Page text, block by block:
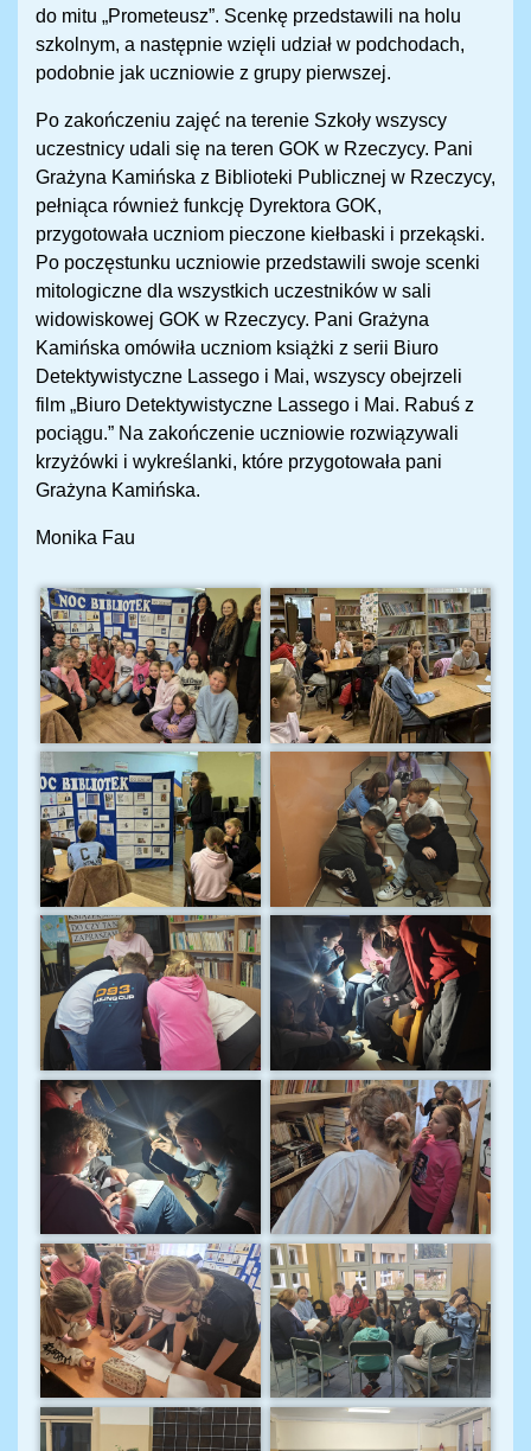
do mitu „Prometeusz”. Scenkę przedstawili na holu
szkolnym, a następnie wzięli udział w podchodach,
podobnie jak uczniowie z grupy pierwszej.
Po zakończeniu zajęć na terenie Szkoły wszyscy
uczestnicy udali się na teren GOK w Rzeczycy. Pani
Grażyna Kamińska z Biblioteki Publicznej w Rzeczycy,
pełniąca również funkcję Dyrektora GOK,
przygotowała uczniom pieczone kiełbaski i przekąski.
Po poczęstunku uczniowie przedstawili swoje scenki
mitologiczne dla wszystkich uczestników w sali
widowiskowej GOK w Rzeczycy. Pani Grażyna
Kamińska omówiła uczniom książki z serii Biuro
Detektywistyczne Lassego i Mai, wszyscy obejrzeli
film „Biuro Detektywistyczne Lassego i Mai. Rabuś z
pociągu.” Na zakończenie uczniowie rozwiązywali
krzyżówki i wykreślanki, które przygotowała pani
Grażyna Kamińska.
Monika Fau